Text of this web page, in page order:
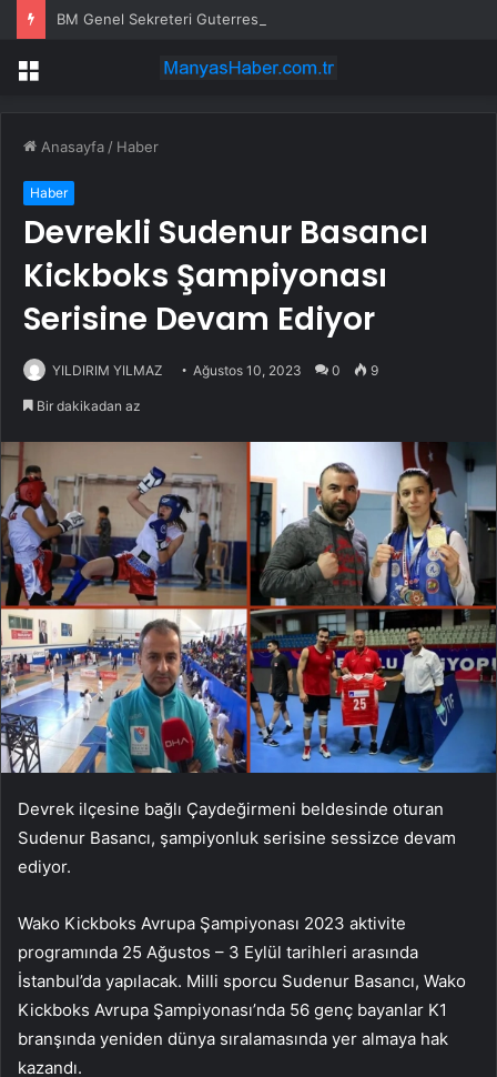
Menü
Anasayfa / Haber
Haber
Devrekli Sudenur Basancı
Kickboks Şampiyonası
Serisine Devam Ediyor
YILDIRIM YILMAZ Ağustos 10, 2023 0 9
Bir dakikadan az
Devrek ilçesine bağlı Çaydeğirmeni beldesinde oturan
Sudenur Basancı, şampiyonluk serisine sessizce devam
ediyor.
Wako Kickboks Avrupa Şampiyonası 2023 aktivite
programında 25 Ağustos – 3 Eylül tarihleri ​​arasında
İstanbul’da yapılacak. Milli sporcu Sudenur Basancı, Wako
Kickboks Avrupa Şampiyonası’nda 56 genç bayanlar K1
branşında yeniden dünya sıralamasında yer almaya hak
kazandı.